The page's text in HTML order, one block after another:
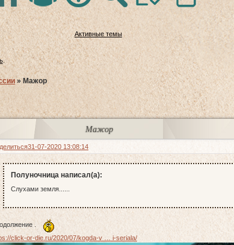
Активные темы
.
»Мажор
Мажор
31-07-2020 13:08:14
Полуночница написал(а):
Слухами земля......
.
click-or-die.ru/2020/07/kogda-v … i-seriala/